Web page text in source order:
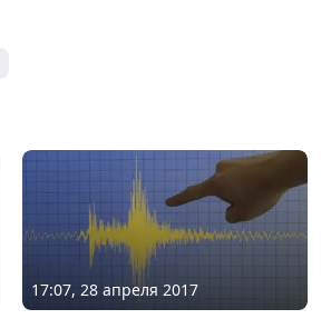
17:07, 28 апреля 2017